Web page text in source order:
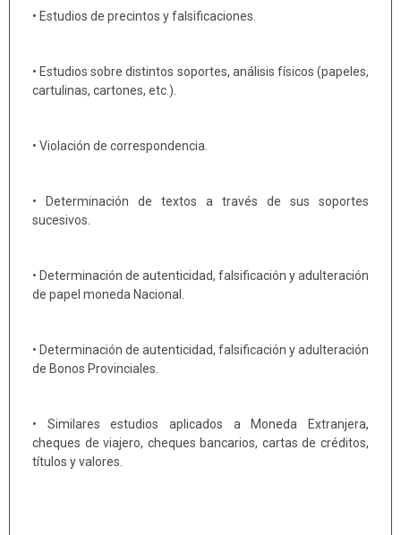
• Estudios de precintos y falsificaciones.
• Estudios sobre distintos soportes, análisis físicos (papeles,
cartulinas, cartones, etc.).
• Violación de correspondencia.
• Determinación de textos a través de sus soportes
sucesivos.
• Determinación de autenticidad, falsificación y adulteración
de papel moneda Nacional.
• Determinación de autenticidad, falsificación y adulteración
de Bonos Provinciales.
• Similares estudios aplicados a Moneda Extranjera,
cheques de viajero, cheques bancarios, cartas de créditos,
títulos y valores.